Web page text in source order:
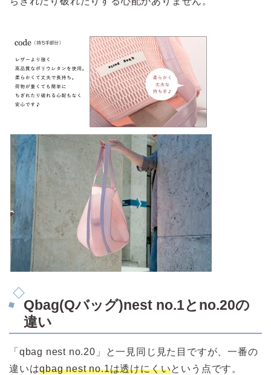
Qbag(Qバッグ)nest no.1とno.20の
違い
「qbag nest no.20」と一見同じ見た目ですが、一番の
違いはqbag nest no.1は透けにくいという点です。